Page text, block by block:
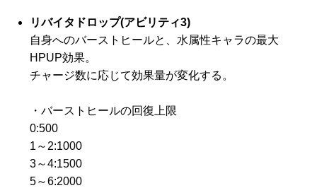
リバイタドロップ(アビリティ3)
自身へのバーストヒールと、水属性キャラの最大
HPUP効果。
チャージ数に応じて効果量が変化する。
・バーストヒールの回復上限
0:500
1～2:1000
3～4:1500
5～6:2000